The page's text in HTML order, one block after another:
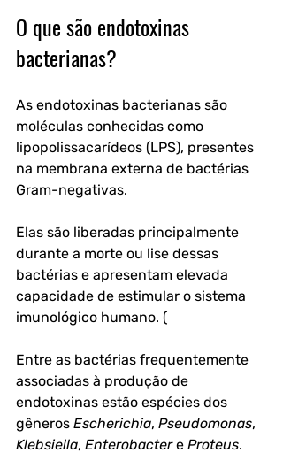
O que são endotoxinas
bacterianas?
As endotoxinas bacterianas são
moléculas conhecidas como
lipopolissacarídeos (LPS), presentes
na membrana externa de bactérias
Gram-negativas.
Elas são liberadas principalmente
durante a morte ou lise dessas
bactérias e apresentam elevada
capacidade de estimular o sistema
imunológico humano. (
Entre as bactérias frequentemente
associadas à produção de
endotoxinas estão espécies dos
gêneros Escherichia, Pseudomonas,
Klebsiella, Enterobacter e Proteus.